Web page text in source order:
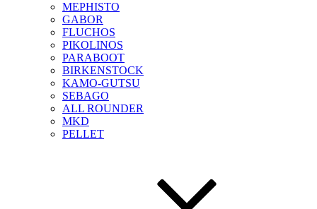
MEPHISTO
GABOR
FLUCHOS
PIKOLINOS
PARABOOT
BIRKENSTOCK
KAMO-GUTSU
SEBAGO
ALL ROUNDER
MKD
PELLET